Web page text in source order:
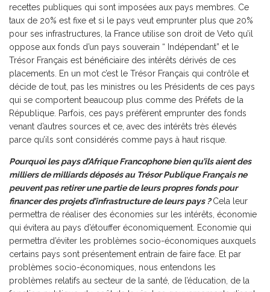
recettes publiques qui sont imposées aux pays membres. Ce
taux de 20% est fixe et si le pays veut emprunter plus que 20%
pour ses infrastructures, la France utilise son droit de Veto qu’il
oppose aux fonds d’un pays souverain “ Indépendant” et le
Trésor Français est bénéficiaire des intérêts dérivés de ces
placements. En un mot c’est le Trésor Français qui contrôle et
décide de tout, pas les ministres ou les Présidents de ces pays
qui se comportent beaucoup plus comme des Préfets de la
République. Parfois, ces pays préfèrent emprunter des fonds
venant d’autres sources et ce, avec des intérêts très élevés
parce qu’ils sont considérés comme pays à haut risque.
Pourquoi les pays d’Afrique Francophone bien qu’ils aient des
milliers de milliards déposés au Trésor Publique Français ne
peuvent pas retirer une partie de leurs propres fonds pour
financer des projets d’infrastructure de leurs pays ? Cela leur
permettra de réaliser des économies sur les intérêts, économie
qui évitera au pays d’étouffer économiquement. Economie qui
permettra d’éviter les problèmes socio-économiques auxquels
certains pays sont présentement entrain de faire face. Et par
problèmes socio-économiques, nous entendons les
problèmes relatifs au secteur de la santé, de l’éducation, de la